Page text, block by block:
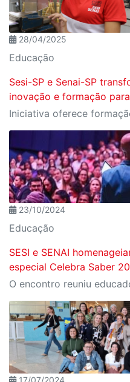
28/04/2025
Educação
Sesi-SP e Senai-SP
inovação e formação
23/10/2024
Educação
SESI e SENAI
especial Celebra Saber